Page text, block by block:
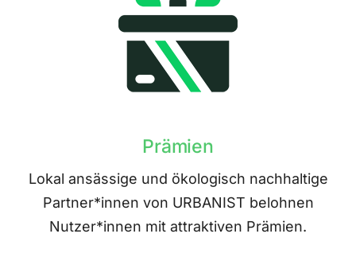
Prämien
Lokal ansässige und ökologisch nachhaltige
Partner*innen von URBANIST belohnen
Nutzer*innen mit attraktiven Prämien.